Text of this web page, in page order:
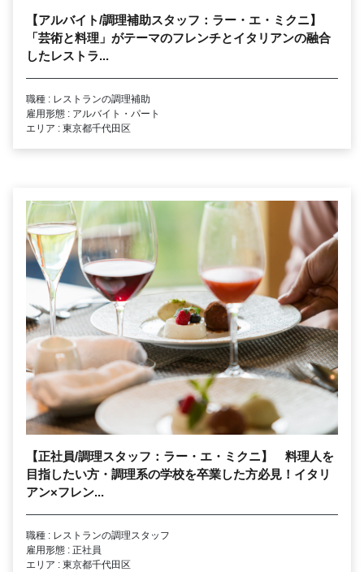
【アルバイト/調理補助スタッフ：ラー・エ・ミクニ】
「芸術と料理」がテーマのフレンチとイタリアンの融合
したレストラ...
職種 : レストランの調理補助
雇用形態 : アルバイト・パート
エリア : 東京都千代田区
【正社員/調理スタッフ：ラー・エ・ミクニ】 料理人を
目指したい方・調理系の学校を卒業した方必見！イタリ
アン×フレン...
職種 : レストランの調理スタッフ
雇用形態 : 正社員
エリア : 東京都千代田区